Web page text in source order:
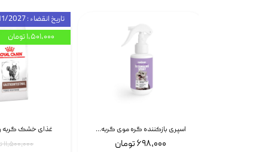
۱۱,۵۰۰,۰۰۰ تومان
تاریخ انقضاء : 11/2027
۱,۵۰۱,۰۰۰ تومان
اسپری بازکننده گره موی گربه نئوپت Neopet Detangling Spray حجم 120 میلی گرم
۶۹۸,۰۰۰ تومان